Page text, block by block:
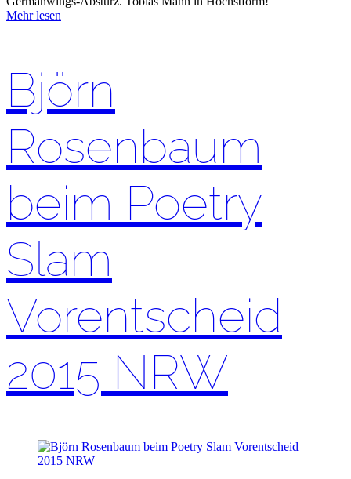
Mehr lesen
Björn
Rosenbaum
beim Poetry
Slam
Vorentscheid
2015 NRW